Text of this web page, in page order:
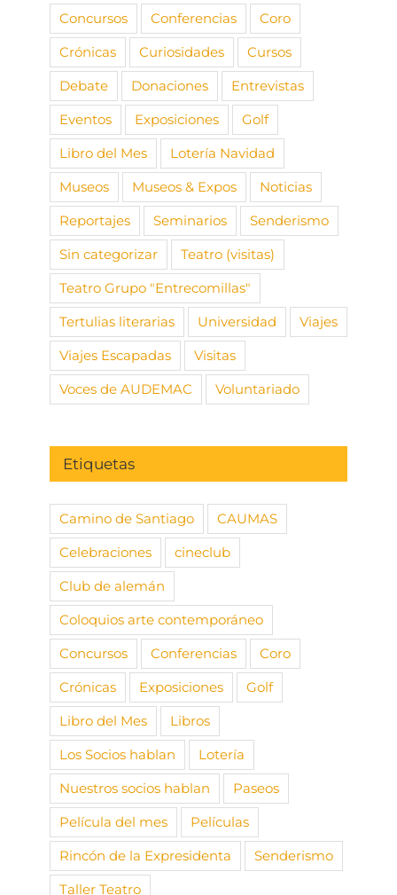
Concursos
Conferencias
Coro
Crónicas
Curiosidades
Cursos
Debate
Donaciones
Entrevistas
Eventos
Exposiciones
Golf
Libro del Mes
Lotería Navidad
Museos
Museos & Expos
Noticias
Reportajes
Seminarios
Senderismo
Sin categorizar
Teatro (visitas)
Teatro Grupo "Entrecomillas"
Tertulias literarias
Universidad
Viajes
Viajes Escapadas
Visitas
Voces de AUDEMAC
Voluntariado
Etiquetas
Camino de Santiago
CAUMAS
Celebraciones
cineclub
Club de alemán
Coloquios arte contemporáneo
Concursos
Conferencias
Coro
Crónicas
Exposiciones
Golf
Libro del Mes
Libros
Los Socios hablan
Lotería
Nuestros socios hablan
Paseos
Película del mes
Películas
Rincón de la Expresidenta
Senderismo
Taller Teatro